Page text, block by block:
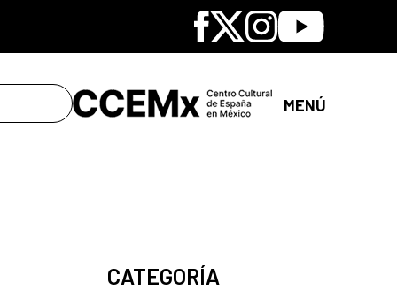
Facebook
X Instagram
Youtube
MENÚ
CATEGORÍA